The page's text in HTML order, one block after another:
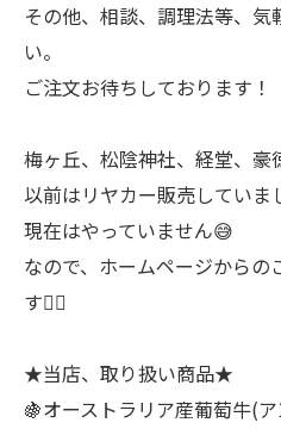
その他、相談、調理法等、気
い。
ご注文お待ちしております！
梅ヶ丘、松陰神社、経堂、
以前はリヤカー販売してい
現在はやっていません😅
なので、ホームページからの
す🙇‍♂
★当店、取り扱い商品★
🍇オーストラリア産葡萄牛(